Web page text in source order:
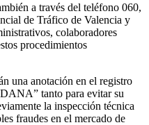
a través del teléfono 060,
de Tráfico de Valencia y
colaboradores
procedimientos
una anotación en el registro
tanto para evitar su
la inspección técnica
fraudes en el mercado de